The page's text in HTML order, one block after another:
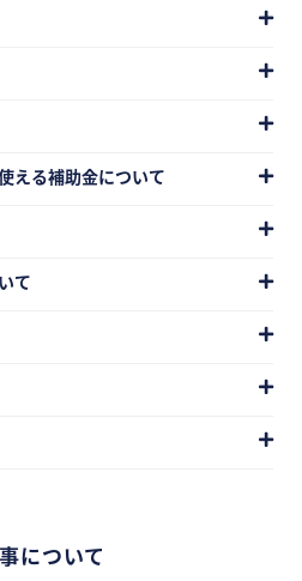
える補助金について
て
について